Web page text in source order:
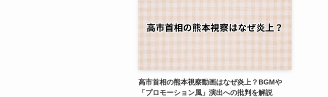
高市首相の熊本視察動画はなぜ炎上？BGMや
「プロモーション風」演出への批判を解説